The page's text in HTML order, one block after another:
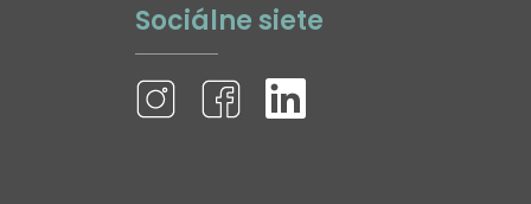
Sociálne siete